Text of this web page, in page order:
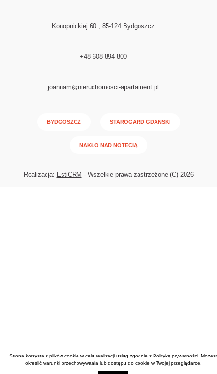
Konopnickiej 60 , 85-124 Bydgoszcz
+48 608 894 800
joannam@nieruchomosci-apartament.pl
BYDGOSZCZ STAROGARD GDAŃSKI
NAKŁO NAD NOTECIĄ
Realizacja: EstiCRM - Wszelkie prawa zastrzeżone (C) 2026
Strona korzysta z plików cookie w celu realizacji usług zgodnie z Polityką prywatności.
określić warunki przechowywania lub dostępu do cookie w Twojej przeglądarce.